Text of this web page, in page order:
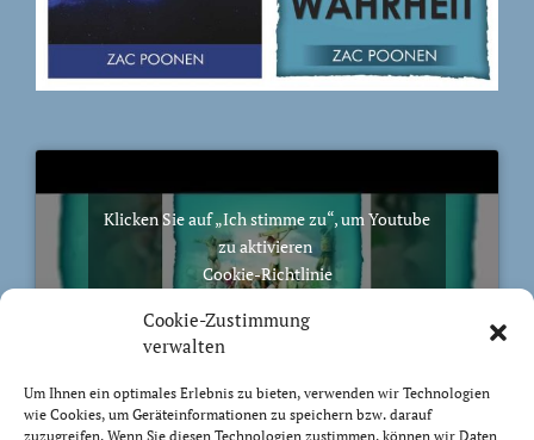
Cookie-Zustimmung
verwalten
Um Ihnen ein optimales Erlebnis zu bieten, verwenden wir Technologien
wie Cookies, um Geräteinformationen zu speichern bzw. darauf
zuzugreifen. Wenn Sie diesen Technologien zustimmen, können wir Daten
Klicken Sie auf „Ich stimme zu“, um Youtube
zu aktivieren
Cookie-Richtlinie
Ich stimme zu